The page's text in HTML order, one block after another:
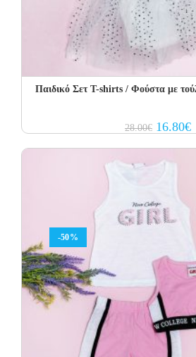
Παιδικό Σετ Τ-shirts / Φούστα με
28.00€ Original
price
16.80€
-50%